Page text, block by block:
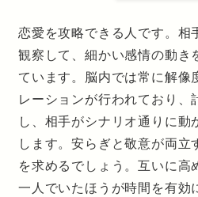
恋愛を攻略できる人です。相
観察して、細かい感情の動き
ています。脳内では常に解像
レーションが行われており、
し、相手がシナリオ通りに動
します。安らぎと敬意が両
を求めるでしょう。互いに高
一人でいたほうが時間を有効